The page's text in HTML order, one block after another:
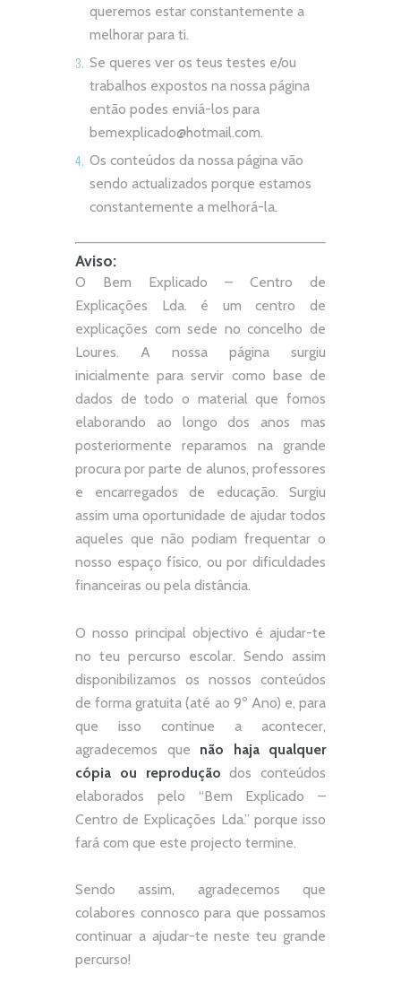
queremos estar constantemente a
melhorar para ti.
Se queres ver os teus testes e/ou
trabalhos expostos na nossa página
então podes enviá-los para
bemexplicado@hotmail.com.
Os conteúdos da nossa página vão
sendo actualizados porque estamos
constantemente a melhorá-la.
Aviso:
O Bem Explicado – Centro de
Explicações Lda. é um centro de
explicações com sede no concelho de
Loures. A nossa página surgiu
inicialmente para servir como base de
dados de todo o material que fomos
elaborando ao longo dos anos mas
posteriormente reparamos na grande
procura por parte de alunos, professores
e encarregados de educação. Surgiu
assim uma oportunidade de ajudar todos
aqueles que não podiam frequentar o
nosso espaço físico, ou por dificuldades
financeiras ou pela distância.
O nosso principal objectivo é ajudar-te
no teu percurso escolar. Sendo assim
disponibilizamos os nossos conteúdos
de forma gratuita (até ao 9º Ano) e, para
que isso continue a acontecer,
agradecemos que não
haja qualquer
cópia ou reprodução dos conteúdos
elaborados pelo “Bem Explicado –
Centro de Explicações Lda.” porque isso
fará com que este projecto termine.
Sendo assim, agradecemos que
colabores connosco para que possamos
continuar a ajudar-te neste teu grande
percurso!